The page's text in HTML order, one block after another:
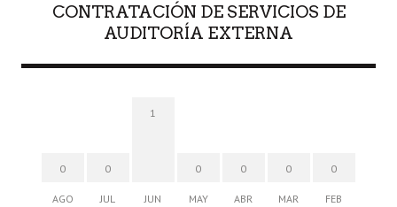
CONTRATACIÓN DE SERVICIOS DE
AUDITORÍA EXTERNA
0
AGO
0
JUL
1
JUN
0
MAY
0
ABR
0
MAR
0
FEB